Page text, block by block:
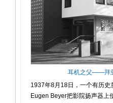
耳机之父——拜
1937年8月18日，一个有历史
Eugen Beyer把影院扬声器上
在用DTX20
就来了e世界
确认…… [详细]
AIWO
在用DTX100
黑桃红中